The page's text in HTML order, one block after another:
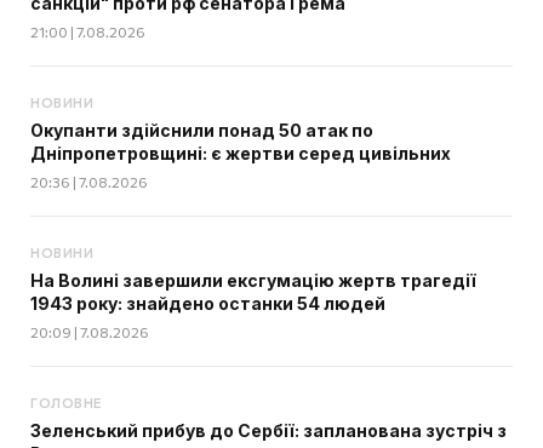
21:00 | 7.08.2026
НОВИНИ
Окупанти здійснили понад 50 атак по
Дніпропетровщині: є жертви серед цивільних
20:36 | 7.08.2026
НОВИНИ
На Волині завершили ексгумацію жертв трагедії
1943 року: знайдено останки 54 людей
20:09 | 7.08.2026
ГОЛОВНЕ
Зеленський прибув до Сербії: запланована зустріч з